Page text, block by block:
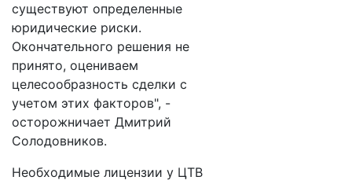
существуют определенные
юридические риски.
Окончательного решения не
принято, оцениваем
целесообразность сделки с
учетом этих факторов", -
осторожничает Дмитрий
Солодовников.
Необходимые лицензии у ЦТВ